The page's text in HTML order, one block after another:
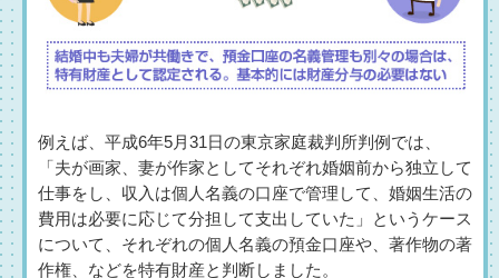
例えば、平成6年5月31日の東京家庭裁判所判例では、
「夫が画家、妻が作家としてそれぞれ婚姻前から独立して
仕事をし、収入は個人名義の口座で管理して、婚姻生活の
費用は必要に応じて分担して支出していた」というケース
について、それぞれの個人名義の預金口座や、著作物の著
作権、などを特有財産と判断しました。